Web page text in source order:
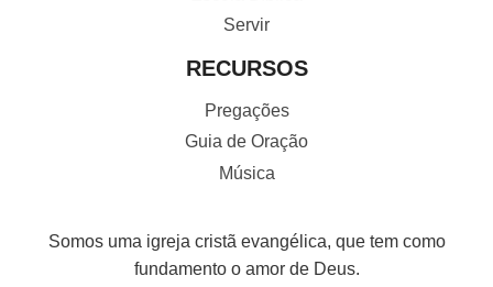
Servir
RECURSOS
Pregações
Guia de Oração
Música
Somos uma igreja cristã evangélica, que tem como
fundamento o amor de Deus.